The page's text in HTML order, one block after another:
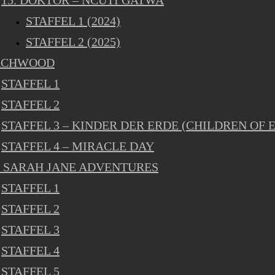
STAFFEL 1 (2024)
STAFFEL 2 (2025)
STAFFEL 1
STAFFEL 2
STAFFEL 3 – KINDER DER ERDE (CHILDREN OF
STAFFEL 4 – MIRACLE DAY
SARAH JANE ADVENTURES
STAFFEL 1
STAFFEL 2
STAFFEL 3
STAFFEL 4
STAFFEL 5